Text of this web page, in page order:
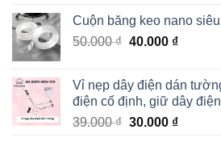
Cuộn băng keo nano
50.000₫ 40.000 ₫
Vỉ nẹp dây điện dán
điện cố định, giữ dây điện
39.000₫ 30.000 ₫